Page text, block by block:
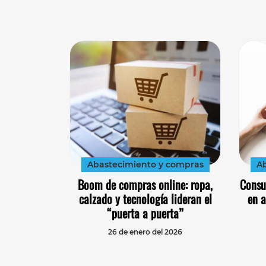
Abastecimiento y compras
Boom de compras online: ropa,
calzado y tecnología lideran el
“puerta a puerta”
26 de enero del 2026
en